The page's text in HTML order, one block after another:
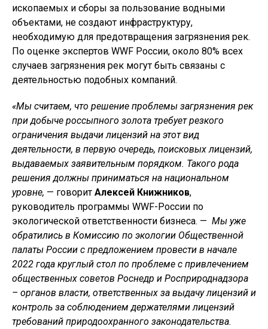
ископаемых и сборы за пользование водными
объектами, не создают инфраструктуру,
необходимую для предотвращения загрязнения рек.
По оценке экспертов WWF России, около 80% всех
случаев загрязнения рек могут быть связаны с
деятельностью подобных компаний.
«Мы считаем, что решение проблемы загрязнения рек
при добыче россыпного золота требует резкого
ограничения выдачи лицензий на этот вид
деятельности, в первую очередь, поисковых лицензий,
выдаваемых заявительным порядком. Такого рода
решения должны приниматься на национальном
уровне, — говорит Алексей Книжников,
руководитель программы WWF-России по
экологической ответственности бизнеса. — Мы уже
обратились в Комиссию по экологии Общественной
палаты России с предложением провести в начале
2022 года круглый стол по проблеме с привлечением
общественных советов Роснедр и Росприроднадзора
– органов власти, ответственных за выдачу лицензий и
контроль за соблюдением держателями лицензий
требований природоохранного законодательства.